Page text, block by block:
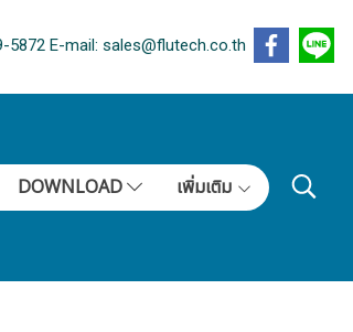
5872 E-mail: sales@flutech.co.th
DOWNLOAD เพิ่มเติม